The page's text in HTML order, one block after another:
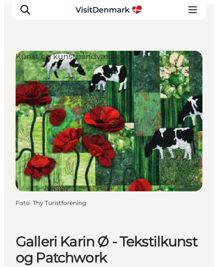
Inspiration
Destinationer
Oplevelser
Overnatning
Planlæg ferien
Galleri Karin Ø - Tekstilkunst
og Patchwork
Kunst og kunsthåndværkere
Foto: Thy Turistforening